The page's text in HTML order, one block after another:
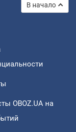
В начало
OBOZ.UA на